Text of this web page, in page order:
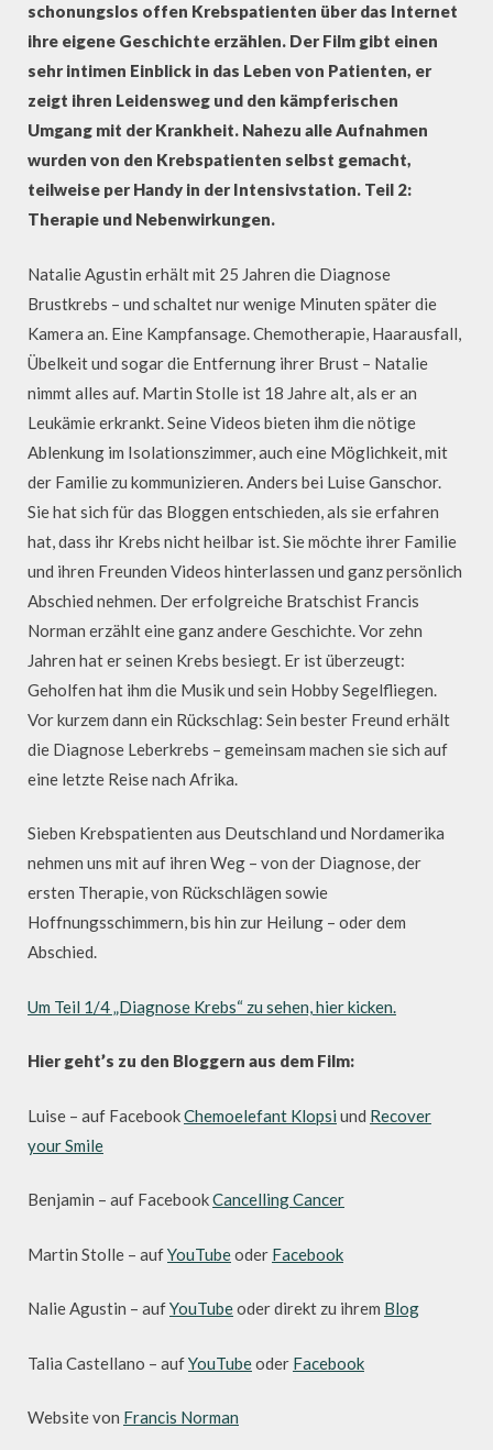
schonungslos offen Krebspatienten über das Internet
ihre eigene Geschichte erzählen. Der Film gibt einen
sehr intimen Einblick in das Leben von Patienten, er
zeigt ihren Leidensweg und den kämpferischen
Umgang mit der Krankheit. Nahezu alle Aufnahmen
wurden von den Krebspatienten selbst gemacht,
teilweise per Handy in der Intensivstation. Teil 2:
Therapie und Nebenwirkungen.
Natalie Agustin erhält mit 25 Jahren die Diagnose
Brustkrebs – und schaltet nur wenige Minuten später die
Kamera an. Eine Kampfansage. Chemotherapie, Haarausfall,
Übelkeit und sogar die Entfernung ihrer Brust – Natalie
nimmt alles auf. Martin Stolle ist 18 Jahre alt, als er an
Leukämie erkrankt. Seine Videos bieten ihm die nötige
Ablenkung im Isolationszimmer, auch eine Möglichkeit, mit
der Familie zu kommunizieren. Anders bei Luise Ganschor.
Sie hat sich für das Bloggen entschieden, als sie erfahren
hat, dass ihr Krebs nicht heilbar ist. Sie möchte ihrer Familie
und ihren Freunden Videos hinterlassen und ganz persönlich
Abschied nehmen. Der erfolgreiche Bratschist Francis
Norman erzählt eine ganz andere Geschichte. Vor zehn
Jahren hat er seinen Krebs besiegt. Er ist überzeugt:
Geholfen hat ihm die Musik und sein Hobby Segelfliegen.
Vor kurzem dann ein Rückschlag: Sein bester Freund erhält
die Diagnose Leberkrebs – gemeinsam machen sie sich auf
eine letzte Reise nach Afrika.
Sieben Krebspatienten aus Deutschland und Nordamerika
nehmen uns mit auf ihren Weg – von der Diagnose, der
ersten Therapie, von Rückschlägen sowie
Hoffnungsschimmern, bis hin zur Heilung – oder dem
Abschied.
Um Teil 1/4 „Diagnose Krebs“ zu sehen, hier kicken.
Hier geht’s zu den Bloggern aus dem Film:
Luise – auf FacebookChemoelefant Klopsi und Recover
your Smile
Benjamin – auf FacebookCancelling Cancer
Martin Stolle – aufYouTubeoder Facebook
Nalie Agustin – aufYouTubeoder direkt zu ihrem Blog
Talia Castellano – aufYouTubeoder Facebook
Website von Francis Norman